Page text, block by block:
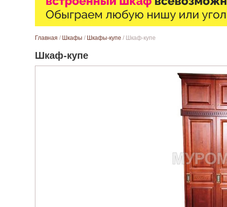
Вы здесь
Главная / Шкафы / Шкафы-купе / Шкаф-купе
Шкаф-купе